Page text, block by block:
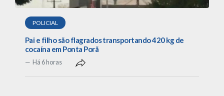
POLICIAL
Pai e filho são flagrados transportando 420 kg de
cocaína em Ponta Porã
Há 6 horas